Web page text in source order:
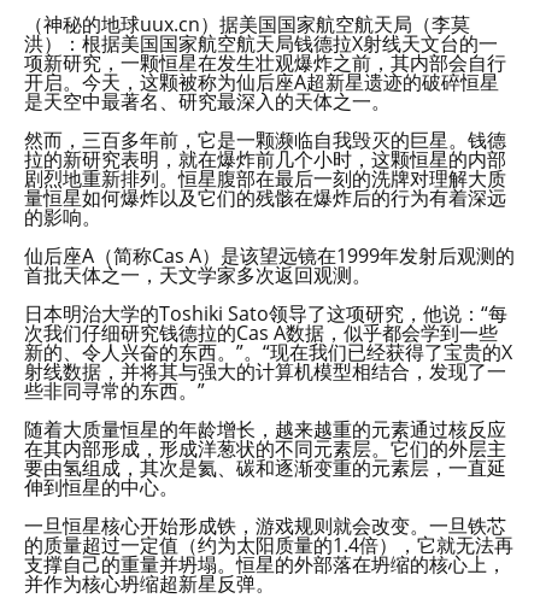
（神秘的地球uux.cn）据美国国家航空航天局（李莫
洪）：根据美国国家航空航天局钱德拉X射线天文台的一
项新研究，一颗恒星在发生壮观爆炸之前，其内部会自行
开启。今天，这颗被称为仙后座A超新星遗迹的破碎恒星
是天空中最著名、研究最深入的天体之一。
然而，三百多年前，它是一颗濒临自我毁灭的巨星。钱德
拉的新研究表明，就在爆炸前几个小时，这颗恒星的内部
剧烈地重新排列。恒星腹部在最后一刻的洗牌对理解大质
量恒星如何爆炸以及它们的残骸在爆炸后的行为有着深远
的影响。
仙后座A（简称Cas A）是该望远镜在1999年发射后观测的
首批天体之一，天文学家多次返回观测。
日本明治大学的Toshiki Sato领导了这项研究，他说：“每
次我们仔细研究钱德拉的Cas A数据，似乎都会学到一些
新的、令人兴奋的东西。”。“现在我们已经获得了宝贵的X
射线数据，并将其与强大的计算机模型相结合，发现了一
些非同寻常的东西。”
随着大质量恒星的年龄增长，越来越重的元素通过核反应
在其内部形成，形成洋葱状的不同元素层。它们的外层主
要由氢组成，其次是氦、碳和逐渐变重的元素层，一直延
伸到恒星的中心。
一旦恒星核心开始形成铁，游戏规则就会改变。一旦铁芯
的质量超过一定值（约为太阳质量的1.4倍），它就无法再
支撑自己的重量并坍塌。恒星的外部落在坍缩的核心上，
并作为核心坍缩超新星反弹。